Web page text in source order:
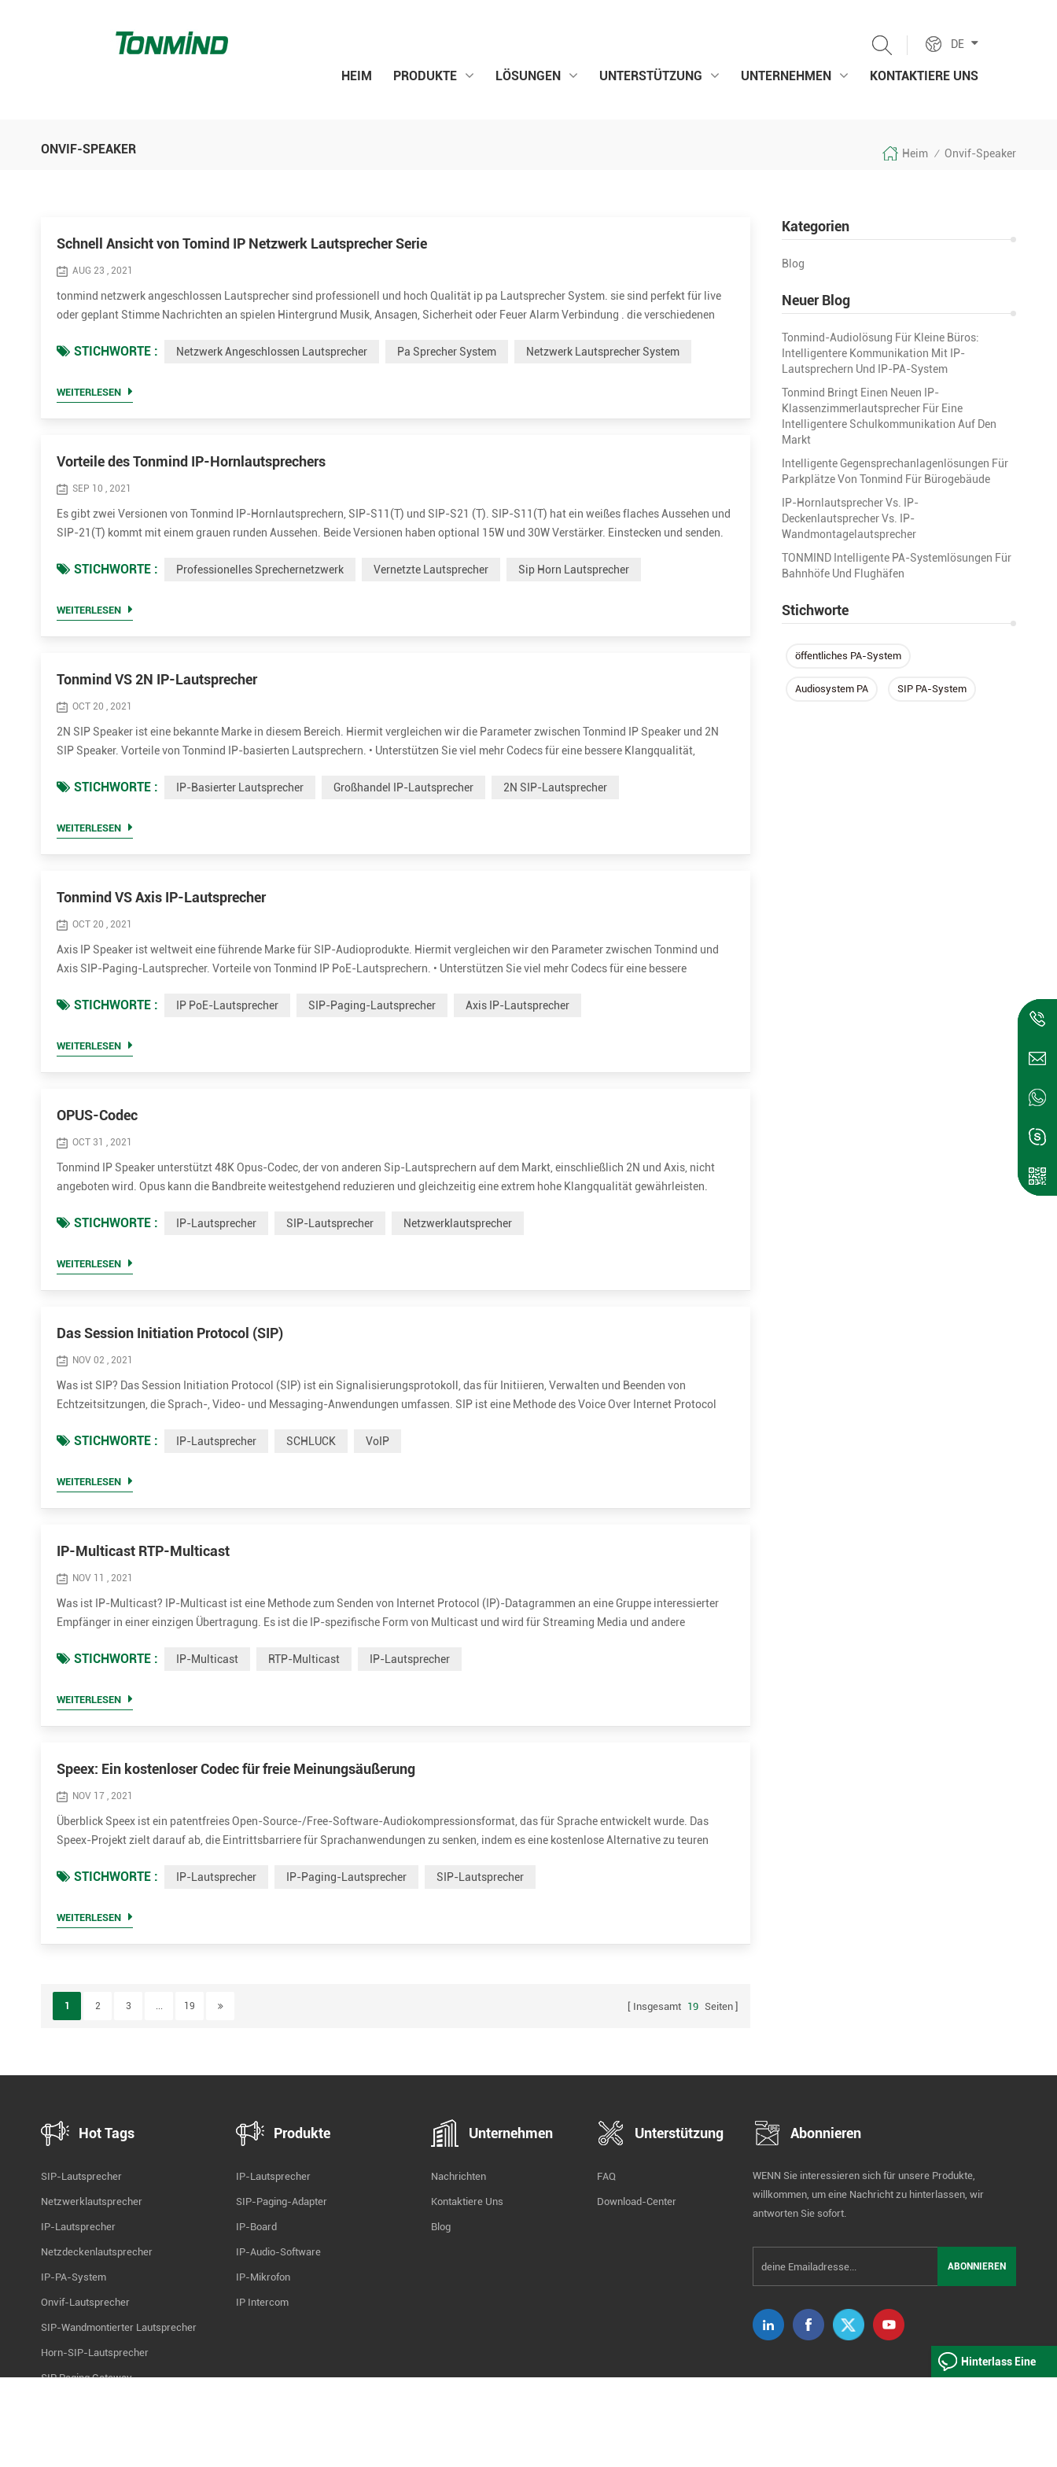
DE
HEIM PRODUKTE LÖSUNGEN UNTERSTÜTZUNG UNTERNEHMEN KONTAKTIERE UNS
ONVIF-SPEAKER Heim / Onvif-Speaker
Kategorien
Blog
Neuer Blog
Tonmind-Audiolösung Für Kleine Büros:
Intelligentere Kommunikation Mit IP-
Lautsprechern Und IP-PA-System
Tonmind Bringt Einen Neuen IP-
Klassenzimmerlautsprecher Für Eine
Intelligentere Schulkommunikation Auf Den
Markt
Intelligente Gegensprechanlagenlösungen Für
Parkplätze Von Tonmind Für Bürogebäude
IP-Hornlautsprecher Vs. IP-
Deckenlautsprecher Vs. IP-
Wandmontagelautsprecher
TONMIND Intelligente PA-Systemlösungen Für
Bahnhöfe Und Flughäfen
Stichworte
öffentliches PA-System
Audiosystem PA SIP PA-System
Schnell Ansicht von Tomind IP Netzwerk Lautsprecher Serie
AUG 23 , 2021
tonmind netzwerk angeschlossen Lautsprecher sind professionell und hoch Qualität ip pa Lautsprecher System. sie sind perfekt für live
oder geplant Stimme Nachrichten an spielen Hintergrund Musik, Ansagen, Sicherheit oder Feuer Alarm Verbindung . die verschiedenen
Lautsprecher...
STICHWORTE : Netzwerk Angeschlossen Lautsprecher Pa Sprecher System Netzwerk Lautsprecher System
WEITERLESEN
Vorteile des Tonmind IP-Hornlautsprechers
SEP 10 , 2021
Es gibt zwei Versionen von Tonmind IP-Hornlautsprechern, SIP-S11(T) und SIP-S21 (T). SIP-S11(T) hat ein weißes flaches Aussehen und
SIP-21(T) kommt mit einem grauen runden Aussehen. Beide Versionen haben optional 15W und 30W Verstärker. Einstecken und senden.
einem...
STICHWORTE : Professionelles Sprechernetzwerk Vernetzte Lautsprecher Sip Horn Lautsprecher
WEITERLESEN
Tonmind VS 2N IP-Lautsprecher
OCT 20 , 2021
2N SIP Speaker ist eine bekannte Marke in diesem Bereich. Hiermit vergleichen wir die Parameter zwischen Tonmind IP Speaker und 2N
SIP Speaker. Vorteile von Tonmind IP-basierten Lautsprechern. • Unterstützen Sie viel mehr Codecs für eine bessere Klangqualität,
• Viel ko...
STICHWORTE : IP-Basierter Lautsprecher Großhandel IP-Lautsprecher 2N SIP-Lautsprecher
WEITERLESEN
Tonmind VS Axis IP-Lautsprecher
OCT 20 , 2021
Axis IP Speaker ist weltweit eine führende Marke für SIP-Audioprodukte. Hiermit vergleichen wir den Parameter zwischen Tonmind und
Axis SIP-Paging-Lautsprecher. Vorteile von Tonmind IP PoE-Lautsprechern. • Unterstützen Sie viel mehr Codecs für eine bessere
30W optional...
STICHWORTE : IP PoE-Lautsprecher SIP-Paging-Lautsprecher Axis IP-Lautsprecher
WEITERLESEN
OPUS-Codec
OCT 31 , 2021
Tonmind IP Speaker unterstützt 48K Opus-Codec, der von anderen Sip-Lautsprechern auf dem Markt, einschließlich 2N und Axis, nicht
angeboten wird. Opus kann die Bandbreite weitestgehend reduzieren und gleichzeitig eine extrem hohe Klangqualität gewährleisten.
in einem ...
STICHWORTE : IP-Lautsprecher SIP-Lautsprecher Netzwerklautsprecher
WEITERLESEN
Das Session Initiation Protocol (SIP)
NOV 02 , 2021
Was ist SIP? Das Session Initiation Protocol (SIP) ist ein Signalisierungsprotokoll, das für Initiieren, Verwalten und Beenden von
Echtzeitsitzungen, die Sprach-, Video- und Messaging-Anwendungen umfassen. SIP ist eine Methode des Voice Over Internet Protocol
Descriptio...
STICHWORTE : IP-Lautsprecher SCHLUCK VoIP
WEITERLESEN
IP-Multicast RTP-Multicast
NOV 11 , 2021
Was ist IP-Multicast? IP-Multicast ist eine Methode zum Senden von Internet Protocol (IP)-Datagrammen an eine Gruppe interessierter
Empfänger in einer einzigen Übertragung. Es ist die IP-spezifische Form von Multicast und wird für Streaming Media und andere
Technik für di...
STICHWORTE : IP-Multicast RTP-Multicast IP-Lautsprecher
WEITERLESEN
Speex: Ein kostenloser Codec für freie Meinungsäußerung
NOV 17 , 2021
Überblick Speex ist ein patentfreies Open-Source-/Free-Software-Audiokompressionsformat, das für Sprache entwickelt wurde. Das
Speex-Projekt zielt darauf ab, die Eintrittsbarriere für Sprachanwendungen zu senken, indem es eine kostenlose Alternative zu teuren
in den ...
STICHWORTE : IP-Lautsprecher IP-Paging-Lautsprecher SIP-Lautsprecher
WEITERLESEN
1 2 3 ... 19 Insgesamt 19 Seiten
Hot Tags
SIP-Lautsprecher
Netzwerklautsprecher
IP-Lautsprecher
Netzdeckenlautsprecher
IP-PA-System
Onvif-Lautsprecher
SIP-Wandmontierter Lautsprecher
Horn-SIP-Lautsprecher
SIP Paging Gateway
Produkte
IP-Lautsprecher
SIP-Paging-Adapter
IP-Board
IP-Audio-Software
IP-Mikrofon
IP Intercom
Unternehmen
Nachrichten
Kontaktiere Uns
Blog
Unterstützung
FAQ
Download-Center
Abonnieren
WENN Sie interessieren sich für unsere Produkte,
willkommen, um eine Nachricht zu hinterlassen, wir
antworten Sie sofort.
Hinterlass Eine